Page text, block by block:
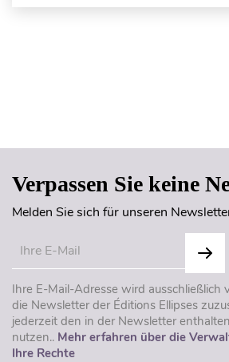
Verpassen Sie keine
Melden Sie sich für unseren
Ihre E-Mail-Adresse wird ausschließlich
die Newsletter der Éditions Ellipses
jederzeit den in der Newsletter
nutzen.. Mehr erfahren über die
Ihre Rechte